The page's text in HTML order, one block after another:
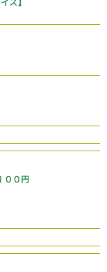
０円